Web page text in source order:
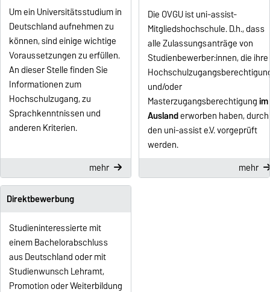
Um ein Universitätsstudium in
Deutschland aufnehmen zu
können, sind einige wichtige
Voraussetzungen zu erfüllen.
An dieser Stelle finden Sie
Informationen zum
Hochschulzugang, zu
Sprachkenntnissen und
anderen Kriterien.
mehr
Die OVGU ist uni-assist-
Mitgliedshochschule. D.h., dass
alle Zulassungsanträge von
Studienbewerber:innen, die ihre
und/oder
Masterzugangsberechtigungim
Auslanderworben haben, durch
den uni-assist e.V. vorgeprüft
werden.
mehr
Direktbewerbung
Studieninteressierte mit
einem Bachelorabschluss
aus Deutschland oder mit
Studienwunsch Lehramt,
Promotion oder Weiterbildung